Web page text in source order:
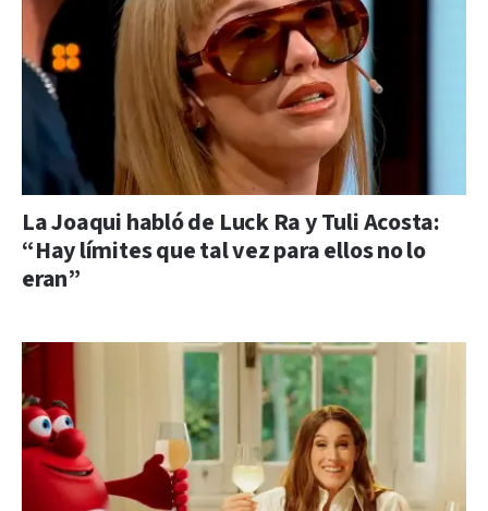
La Joaqui habló de Luck Ra y Tuli Acosta:
“Hay límites que tal vez para ellos no lo
eran”